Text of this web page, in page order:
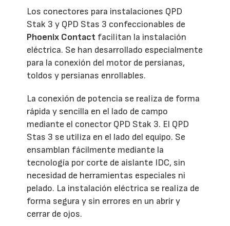
Los conectores para instalaciones QPD
Stak 3 y QPD Stas 3 confeccionables de
Phoenix Contact facilitan la instalación
eléctrica. Se han desarrollado especialmente
para la conexión del motor de persianas,
toldos y persianas enrollables.
La conexión de potencia se realiza de forma
rápida y sencilla en el lado de campo
mediante el conector QPD Stak 3. El QPD
Stas 3 se utiliza en el lado del equipo. Se
ensamblan fácilmente mediante la
tecnología por corte de aislante IDC, sin
necesidad de herramientas especiales ni
pelado. La instalación eléctrica se realiza de
forma segura y sin errores en un abrir y
cerrar de ojos.